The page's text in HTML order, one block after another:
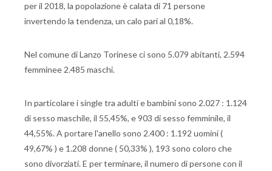
per il 2018, la popolazione è calata di 71 persone
invertendo la tendenza, un calo pari al 0,18%.
Nel comune di Lanzo Torinese ci sono 5.079 abitanti, 2.594
femminee 2.485 maschi.
In particolare i single tra adulti e bambini sono 2.027 : 1.124
di sesso maschile, il 55,45%, e 903 di sesso femminile, il
44,55%. A portare l'anello sono 2.400 : 1.192 uomini (
49,67% ) e 1.208 donne ( 50,33% ), 193 sono coloro che
sono divorziati. E per terminare, il numero di persone con il